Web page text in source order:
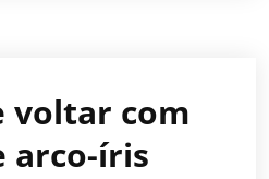
voltar com
arco-íris